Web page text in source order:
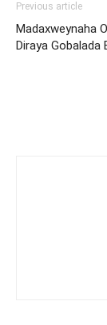
Previous article
Madaxweynaha
Diraya Gobalada